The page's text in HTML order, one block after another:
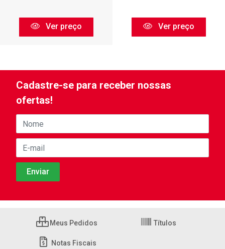
Ver preço Ver preço
Cadastre-se para receber nossas
ofertas!
Meus Pedidos Títulos
Notas Fiscais